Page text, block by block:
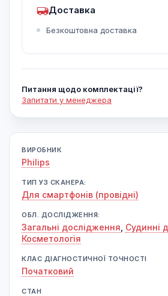
Доставка
Безкоштовна доставка
Питання щодо комплектації?
Запитати у менеджера
ВИРОБНИК
Philips
ТИП УЗ СКАНЕРА:
Для смартфонів (провідні)
ОБЛ. ДОСЛІДЖЕННЯ:
Загальні дослідження Судинні
Косметологія
КЛАС ДІАГНОСТИЧНОЇ ТОЧНОСТІ
Початковий
СТАН